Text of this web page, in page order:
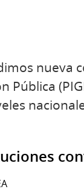
nueva
Pública